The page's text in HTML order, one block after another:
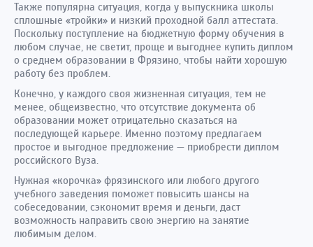
Также популярна ситуация, когда у выпускника школы
сплошные «тройки» и низкий проходной балл аттестата.
Поскольку поступление на бюджетную форму обучения в
любом случае, не светит, проще и выгоднее купить диплом
о среднем образовании в Фрязино, чтобы найти хорошую
работу без проблем.
Конечно, у каждого своя жизненная ситуация, тем не
менее, общеизвестно, что отсутствие документа об
образовании может отрицательно сказаться на
последующей карьере. Именно поэтому предлагаем
простое и выгодное предложение — приобрести диплом
российского Вуза.
Нужная «корочка» фрязинского или любого другого
учебного заведения поможет повысить шансы на
собеседовании, сэкономит время и деньги, даст
возможность направить свою энергию на занятие
любимым делом.